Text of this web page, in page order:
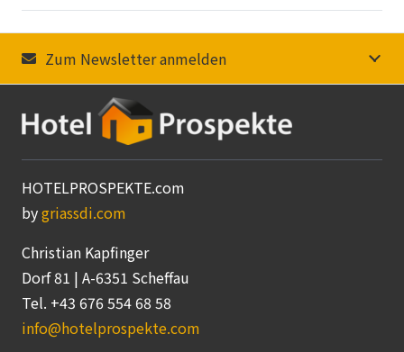
Zum Newsletter anmelden
HOTELPROSPEKTE.com
bygriassdi.com
Christian Kapfinger
Dorf 81 | A-6351 Scheffau
Tel. +43 676 554 68 58
info@hotelprospekte.com